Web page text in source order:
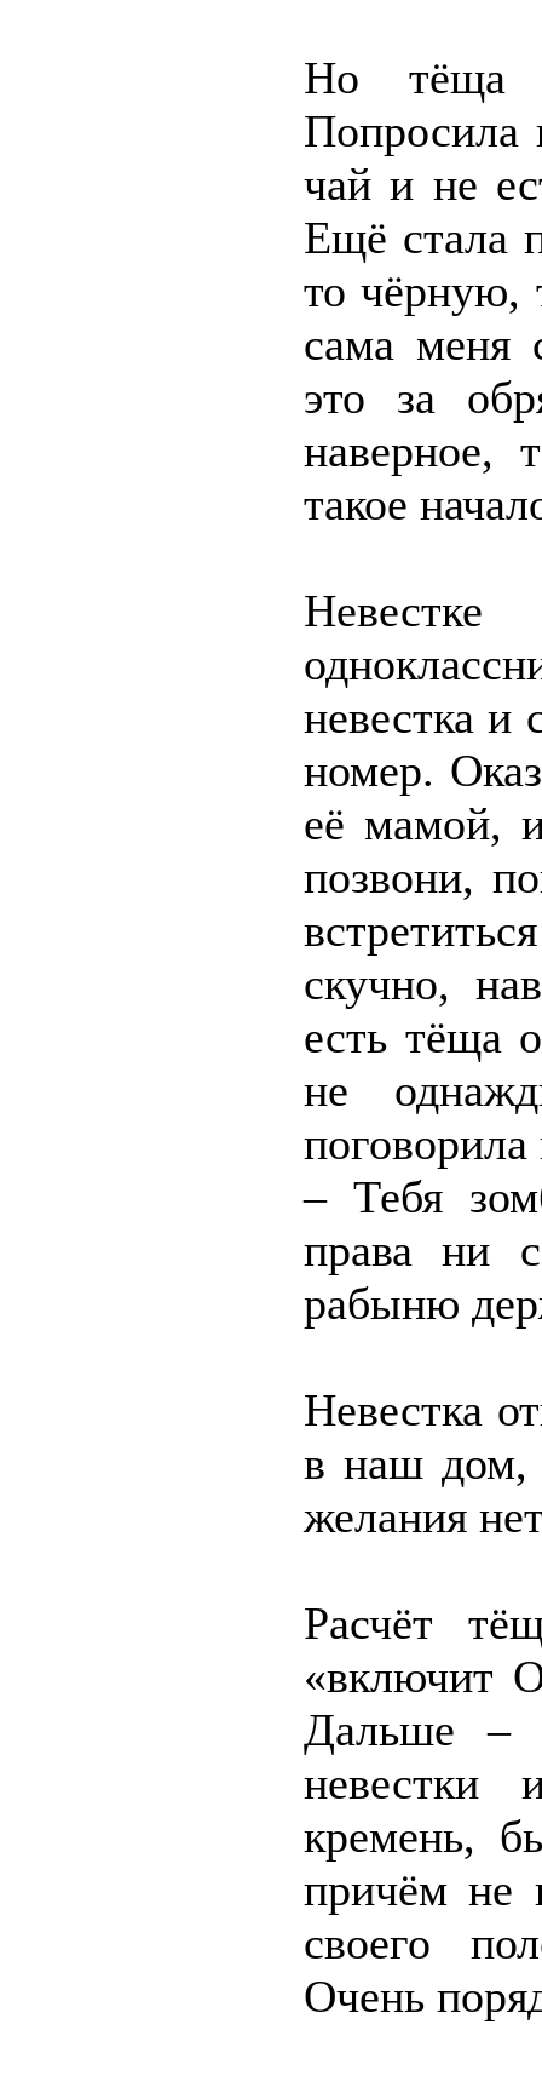
Но тёща
Попросила
чай и не
Ещё стала
то чёрную,
сама меня
это за
наверное,
такое
невестка и
номер.
её мамой,
позвони,
скучно,
есть тёща
не
– Тебя
права ни
рабыню
Невестка
в наш дом,
желания
Расчёт
«включит
Дальше –
невестки
кремень,
причём не
своего
Очень